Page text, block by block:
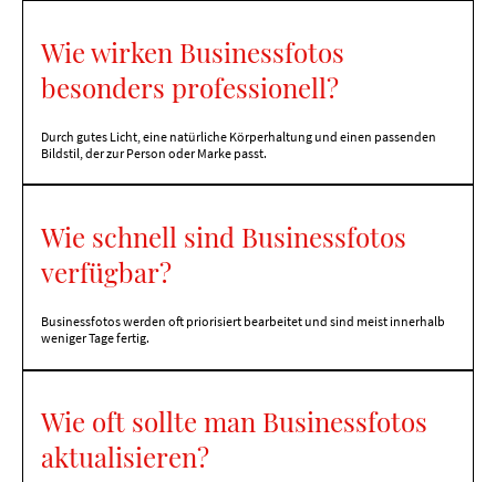
Wie wirken Businessfotos
besonders professionell?
Durch gutes Licht, eine natürliche Körperhaltung und einen passenden
Bildstil, der zur Person oder Marke passt.
Wie schnell sind Businessfotos
verfügbar?
Businessfotos werden oft priorisiert bearbeitet und sind meist innerhalb
weniger Tage fertig.
Wie oft sollte man Businessfotos
aktualisieren?